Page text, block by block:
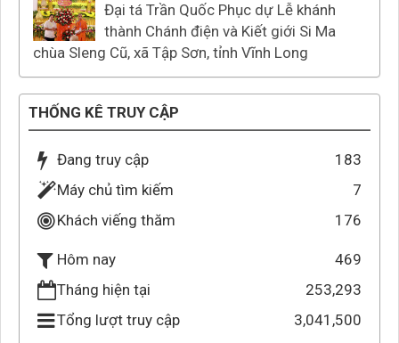
Đại tá Trần Quốc Phục dự Lễ khánh
thành Chánh điện và Kiết giới Si Ma
chùa Sleng Cũ, xã Tập Sơn, tỉnh Vĩnh Long
THỐNG KÊ TRUY CẬP
Đang truy cập
183
Máy chủ tìm kiếm
7
Khách viếng thăm
176
Hôm nay
469
Tháng hiện tại
253,293
Tổng lượt truy cập
3,041,500